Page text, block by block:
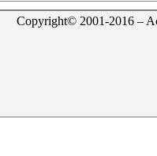
Copyright© 2001-2016 –